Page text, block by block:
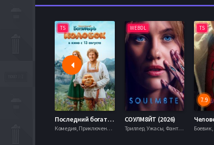
TS
Последний богатырь. Колобок (2026)
Комедия, Приключения, Фэнтези,
WEBDL
СОУЛМ8ЙТ (2026)
Триллер, Ужасы, Фантастика,
TS
7.9